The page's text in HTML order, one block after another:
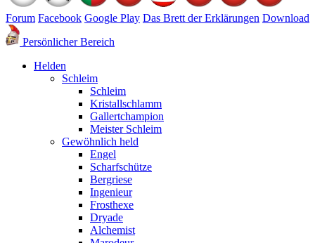
Forum Facebook Google Play Das Brett der Erklärungen Download
Persönlicher Bereich
Helden
Schleim
Schleim
Kristallschlamm
Gallertchampion
Meister Schleim
Gewöhnlich held
Engel
Scharfschütze
Bergriese
Ingenieur
Frosthexe
Dryade
Alchemist